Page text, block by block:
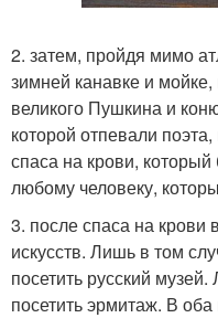
2. затем, пройдя мимо
зимней канавке и
великого Пушкина и
которой отпевали
спаса на крови, который
любому человеку,
3. после спаса на
искусств. Лишь в том
посетить русский
посетить эрмитаж. В